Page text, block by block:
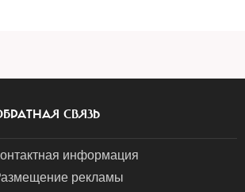
СВЯЗЬ
информация
рекламы